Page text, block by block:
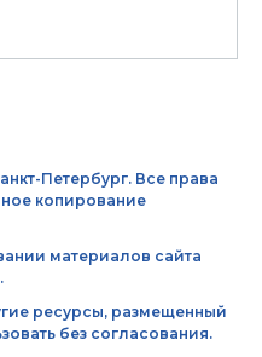
Петербург. Все права
копирование
материалов сайта
ресурсы, размещенный
без согласования.